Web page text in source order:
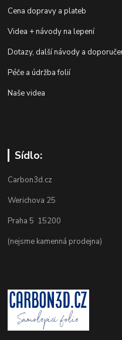
Cena dopravy a plateb
Videa + návody na lepení
Dotazy, další návody a
Péče a údržba folií
Naše videa
Sídlo:
Carbon3d.cz
Werichova 25
Praha 5 15200
(nejsme kamenná prodejna)